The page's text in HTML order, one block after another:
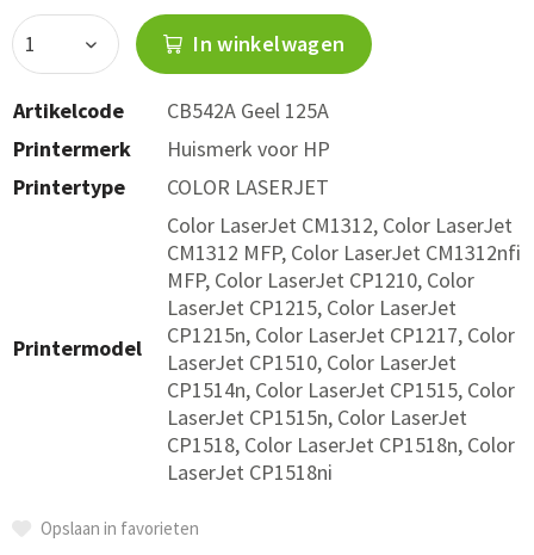
In winkelwagen
Artikelcode
CB542A Geel 125A
Printermerk
Huismerk voor HP
Printertype
COLOR LASERJET
Printermodel
Color LaserJet CM1312, Color LaserJet
CM1312 MFP, Color LaserJet CM1312nfi
MFP, Color LaserJet CP1210, Color
LaserJet CP1215, Color LaserJet
CP1215n, Color LaserJet CP1217, Color
LaserJet CP1510, Color LaserJet
CP1514n, Color LaserJet CP1515, Color
LaserJet CP1515n, Color LaserJet
CP1518, Color LaserJet CP1518n, Color
LaserJet CP1518ni
Opslaan in favorieten